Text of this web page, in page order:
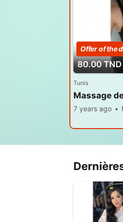
80.00 TND
Premium
Offer of the
Tunis
Massage
7 years ago